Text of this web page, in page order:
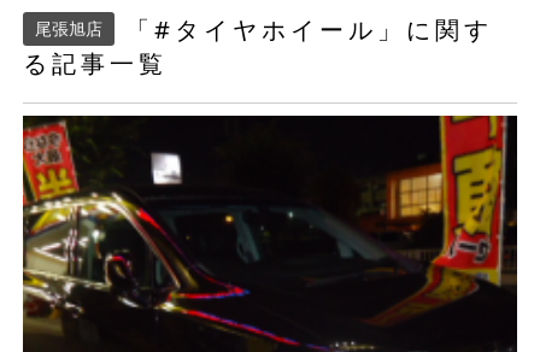
尾張旭店
「#タイヤホイール」に関す
る記事一覧